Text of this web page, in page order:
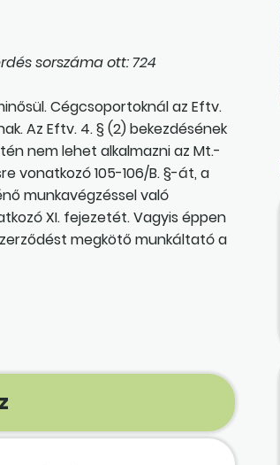
sorszáma ott: 724
Cégcsoportoknál az Eftv.
Az Eftv. 4. § (2) bekezdésének
nem lehet alkalmazni az Mt.-
vonatkozó 105-106/B. §-át, a
munkavégzéssel való
XI. fejezetét. Vagyis éppen
megkötő munkáltató a